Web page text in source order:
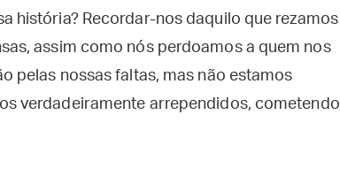
história? Recordar-nos daquilo que rezamos
assim como nós perdoamos a quem nos
pelas nossas faltas, mas não estamos
verdadeiramente arrependidos, cometendo